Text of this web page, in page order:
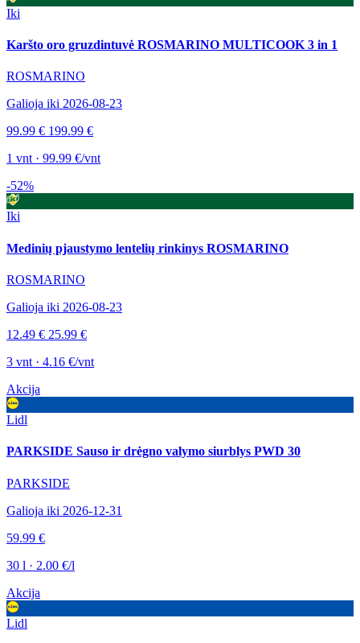
Iki
Karšto oro gruzdintuvė ROSMARINO MULTICOOK 3 in 1
ROSMARINO
Galioja iki 2026-08-23
99.99 € 199.99 €
1 vnt · 99.99 €/vnt
-52%
Iki
Medinių pjaustymo lentelių rinkinys ROSMARINO
ROSMARINO
Galioja iki 2026-08-23
12.49 € 25.99 €
3 vnt · 4.16 €/vnt
Akcija
Lidl
PARKSIDE Sauso ir drėgno valymo siurblys PWD 30
PARKSIDE
Galioja iki 2026-12-31
59.99 €
30 l · 2.00 €/l
Akcija
Lidl